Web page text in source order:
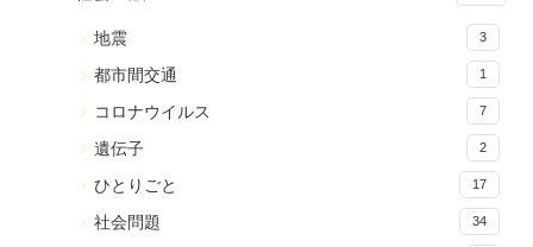
地震 3
都市間交通 1
コロナウイルス 7
遺伝子 2
ひとりごと 17
社会問題 34